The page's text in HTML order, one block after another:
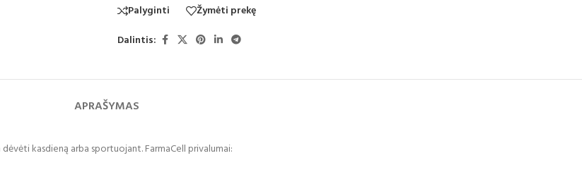
Palyginti
Žymėti prekę
Dalintis:
APRAŠYMAS
kasdieną arba sportuojant. FarmaCell privalumai: